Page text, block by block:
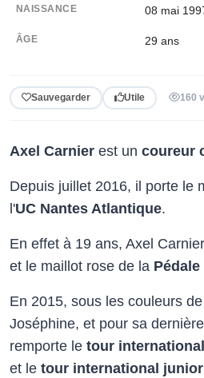
NAISSANCE 08 mai
ÂGE 29 ans
Sauvegarder Utile 160
Axel Carnier est un coureur
Depuis juillet 2016, il porte le
l'UC Nantes Atlantique.
En effet à 19 ans, Axel
et le maillot rose de la Pédale
En 2015, sous les couleurs
Joséphine, et pour sa
remporte le tour
et le tour international junior